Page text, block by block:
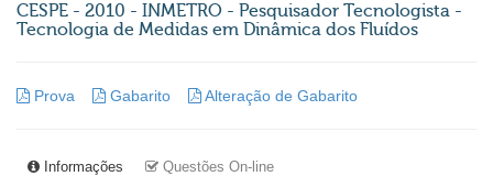
CESPE - 2010 - INMETRO - Pesquisador Tecnologista -
Tecnologia de Medidas em Dinâmica dos Fluídos
Prova Gabarito Alteração de Gabarito
Informações Questões On-line